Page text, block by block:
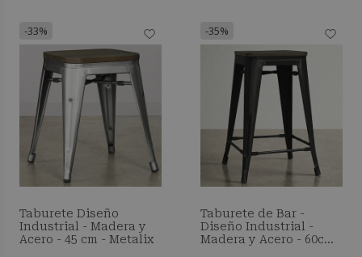
-33%
Taburete Diseño
Industrial - Madera y
Acero - 45 cm - Metalix
-35%
Taburete de Bar -
Diseño Industrial -
Madera y Acero - 60cm -